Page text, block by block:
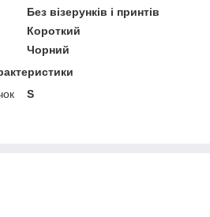
Без візерунків і принтів
Короткий
Чорний
S